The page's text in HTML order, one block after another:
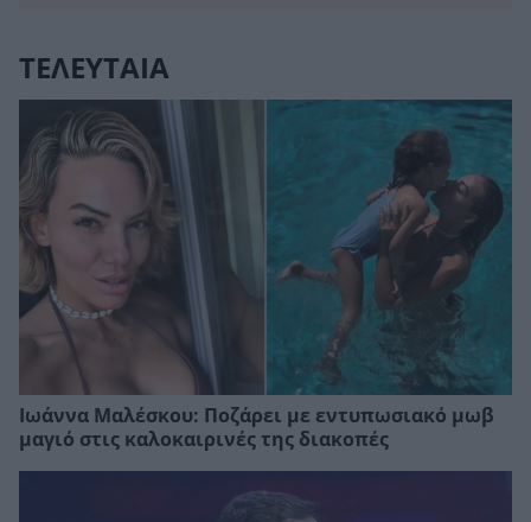
ΤΕΛΕΥΤΑΙΑ
Ιωάννα Μαλέσκου: Ποζάρει με εντυπωσιακό μωβ
μαγιό στις καλοκαιρινές της διακοπές